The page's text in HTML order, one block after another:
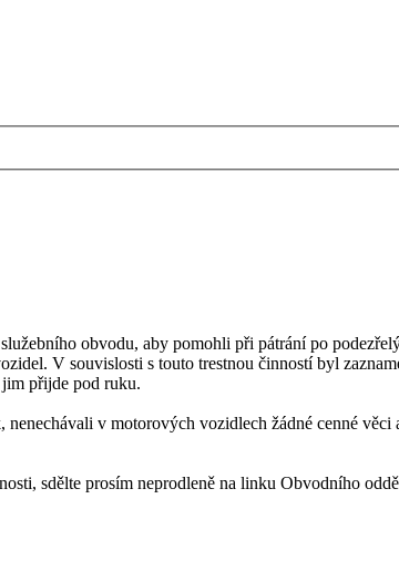
obvodu, aby pomohli při pátrání po
V souvislosti s touto trestnou činností byl
jim přijde pod ruku.
v motorových vozidlech žádné cenné
sdělte prosím neprodleně na linku Obvodního